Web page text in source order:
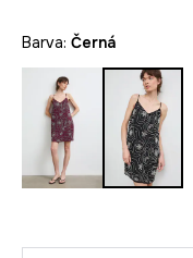
Barva: černá